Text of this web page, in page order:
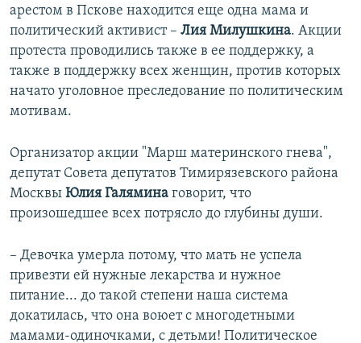
арестом в Пскове находится еще одна мама и
политический активист – Лия Милушкина. Акции
протеста проводились также в ее поддержку, а
также в поддержку всех женщин, против которых
начато уголовное преследование по политическим
мотивам.
​Организатор акции "Марш материнского гнева",
депутат Совета депутатов Тимирязевского района
Москвы Юлия Галямина говорит, что
произошедшее всех потрясло до глубины души.
– Девочка умерла потому, что мать не успела
привезти ей нужные лекарства и нужное
питание... до такой степени наша система
докатилась, что она воюет с многодетными
мамами-одиночками, с детьми! Политическое